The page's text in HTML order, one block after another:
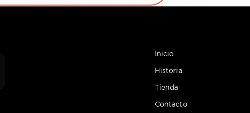
Inicio
Historia
Tienda
Contacto